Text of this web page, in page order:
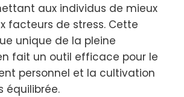
aux individus de mieux
facteurs de stress. Cette
unique de la pleine
fait un outil efficace pour le
personnel et la cultivation
équilibrée.